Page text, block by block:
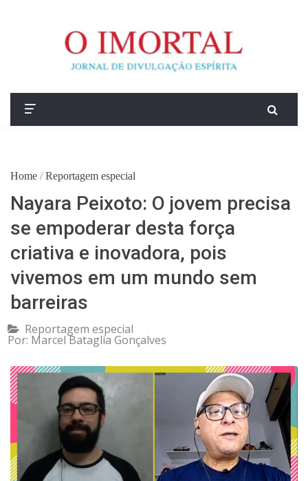
Home / Reportagem especial
Nayara Peixoto: O jovem precisa
se empoderar desta força
criativa e inovadora, pois
vivemos em um mundo sem
barreiras
Reportagem especial
Por: Marcel Bataglia Gonçalves